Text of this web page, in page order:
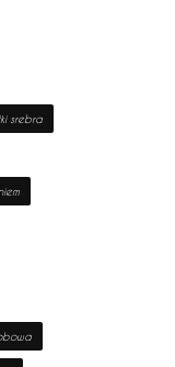
srebra